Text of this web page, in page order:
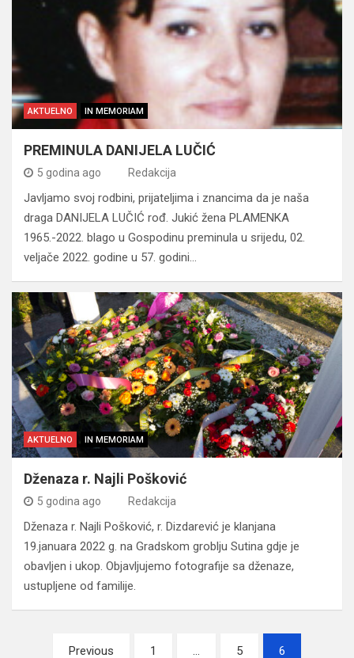
AKTUELNO IN MEMORIAM
PREMINULA DANIJELA LUČIĆ
5 godina ago Redakcija
Javljamo svoj rodbini, prijateljima i znancima da je naša
draga DANIJELA LUČIĆ rođ. Jukić žena PLAMENKA
1965.-2022. blago u Gospodinu preminula u srijedu, 02.
veljače 2022. godine u 57. godini…
AKTUELNO IN MEMORIAM
Dženaza r. Najli Pošković
5 godina ago Redakcija
Dženaza r. Najli Pošković, r. Dizdarević je klanjana
19.januara 2022 g. na Gradskom groblju Sutina gdje je
obavljen i ukop. Objavljujemo fotografije sa dženaze,
ustupljene od familije.
Navigacija
Previous 1 … 5 6